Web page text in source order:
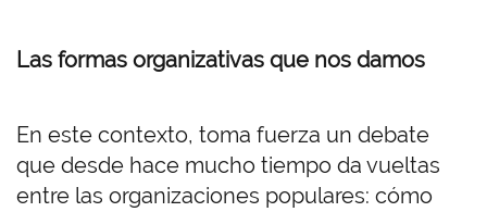
Las formas organizativas que nos damos
En este contexto, toma fuerza un debate
que desde hace mucho tiempo da vueltas
entre las organizaciones populares: cómo